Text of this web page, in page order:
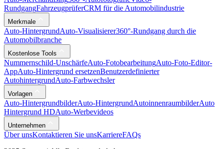
RundgangFahrzeugprüferCRM für die Automobilindustrie
Merkmale
Auto-HintergrundAuto-Visualisierer360°-Rundgang durch die
Automobilbranche
Kostenlose Tools
Nummernschild-UnschärfeAuto-FotobearbeitungAuto-Foto-Editor-
AppAuto-Hintergrund ersetzenBenutzerdefinierter
AutohintergrundAuto-Farbwechsler
Vorlagen
Auto-HintergrundbilderAuto-HintergrundAutoinnenraumbilderAuto
Hintergrund HDAuto-Werbevideos
Unternehmen
Über unsKontaktieren Sie unsKarriereFAQs